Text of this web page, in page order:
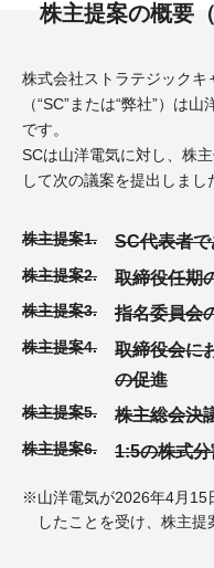
株主提案の概要
株式会社ストラテジックキ
（“SC”または“弊社”）は
です。
SCは山洋電気に対し、株
して次の議案を提出しまし
株主提案1. SC代表者
株主提案2. 取締役任期
株主提案3. 指名委員会
株主提案4.
取締役会に
の促進
株主提案5. 株主総会決
株主提案6. 1:5の株式
※山洋電気が2026年4月15
したことを受け、株主提